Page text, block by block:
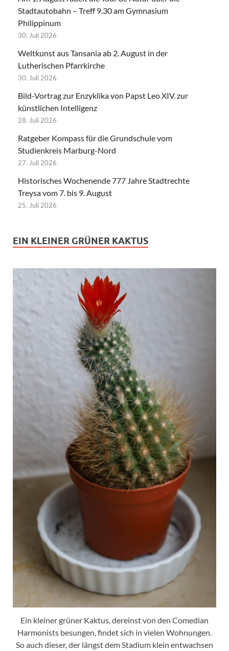
Stadtautobahn – Treff 9.30 am Gymnasium
Philippinum
30. Juli 2026
Weltkunst aus Tansania ab 2. August in der
Lutherischen Pfarrkirche
30. Juli 2026
Bild-Vortrag zur Enzyklika von Papst Leo XIV. zur
künstlichen Intelligenz
28. Juli 2026
Ratgeber Kompass für die Grundschule vom
Studienkreis Marburg-Nord
27. Juli 2026
Historisches Wochenende 777 Jahre Stadtrechte
Treysa vom 7. bis 9. August
25. Juli 2026
EIN KLEINER GRÜNER KAKTUS
Ein kleiner grüner Kaktus, dereinst von den Comedian
Harmonists besungen, findet sich in vielen Wohnungen.
So auch dieser, der längst dem Stadium klein entwachsen